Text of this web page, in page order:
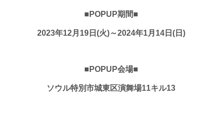
■POPUP期間■
2023年12月19日(火)～2024年1月14日(日)
■POPUP会場■
ソウル特別市城東区演舞場11キル13